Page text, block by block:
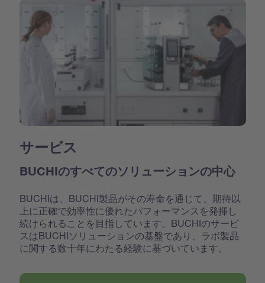
サービス
BUCHIのすべてのソリューションの中心
BUCHIは、BUCHI製品がその寿命を通じて、期待以
上に正確で効率性に優れたパフォーマンスを発揮し
続けられることを目指しています。BUCHIのサービ
スはBUCHIソリューションの基盤であり、ラボ製品
に関する数十年にわたる経験に基づいています。